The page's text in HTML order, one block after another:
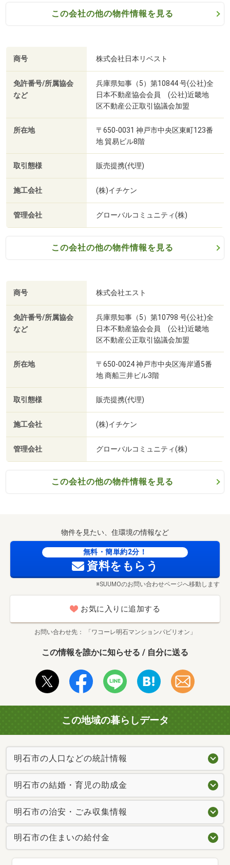
この会社の他の物件情報を見る
商号 株式会社日本リベスト
免許番号/所属協会
など
兵庫県知事（5）第10844 号(公社)全
日本不動産協会会員 (公社)近畿地
区不動産公正取引協議会加盟
所在地
〒650-0031 神戸市中央区東町123番
地 貿易ビル8階
取引態様 販売提携(代理)
施工会社 (株)イチケン
管理会社 グローバルコミュニティ(株)
この会社の他の物件情報を見る
商号 株式会社エスト
免許番号/所属協会
など
兵庫県知事（5）第10798 号(公社)全
日本不動産協会会員 (公社)近畿地
区不動産公正取引協議会加盟
所在地
〒650-0024 神戸市中央区海岸通5番
地 商船三井ビル3階
取引態様 販売提携(代理)
施工会社 (株)イチケン
管理会社 グローバルコミュニティ(株)
この会社の他の物件情報を見る
物件を見たい、住環境の情報など
無料・簡単約2分！
資料をもらう
※SUUMOのお問い合わせページへ移動します
お気に入りに追加する
お問い合わせ先 「ワコーレ明石マンションパビリオン」
この情報を誰かに知らせる / 自分に送る
この地域の暮らしデータ
明石市の人口などの統計情報
明石市の結婚・育児の助成金
明石市の治安・ごみ収集情報
明石市の住まいの給付金